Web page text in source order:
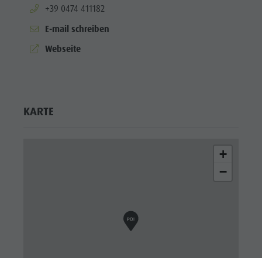
aria.phone:
+39 0474 411182
E-mail schreiben
aria.website:
Webseite
KARTE
+
−